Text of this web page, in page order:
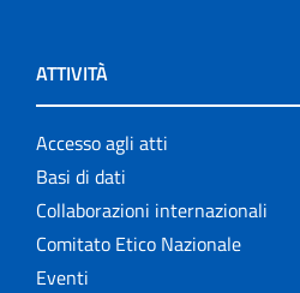
ATTIVITÀ
Accesso agli atti
Basi di dati
Collaborazioni internazionali
Comitato Etico Nazionale
Eventi